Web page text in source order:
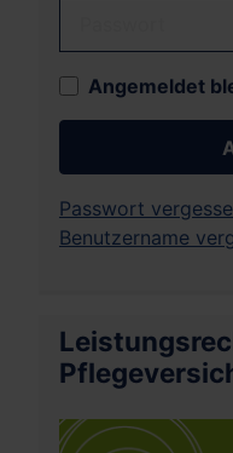
Angemeldet
Passwort
Benutzername